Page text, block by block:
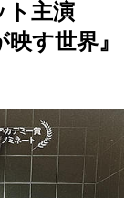
ト主演
す世界』